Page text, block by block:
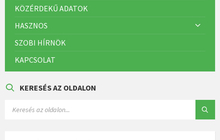
KÖZÉRDEKŰ ADATOK
HASZNOS
SZOBI HÍRNÖK
KAPCSOLAT
KERESÉS AZ OLDALON